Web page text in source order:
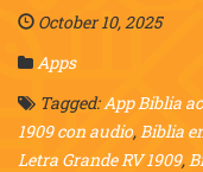
October 10, 2025
Apps
Tagged:App Biblia
1909 con audio,Biblia
Letra Grande RV 1909,